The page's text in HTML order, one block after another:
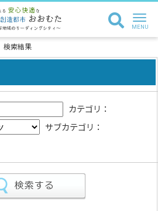
検索結果
カテゴリ：
サブカテゴリ：